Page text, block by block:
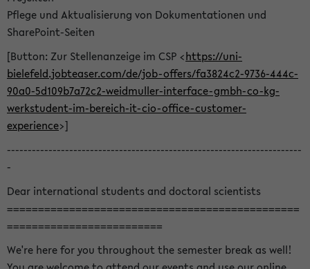
Pflege und Aktualisierung von Dokumentationen und
SharePoint-Seiten
[Button: Zur Stellenanzeige im CSP <https://uni-
bielefeld.jobteaser.com/de/job-offers/fa3824c2-9736-444c-
90a0-5d109b7a72c2-weidmuller-interface-gmbh-co-kg-
werkstudent-im-bereich-it-cio-office-customer-
experience>]
-----------------------------------------------------------------------
-
Dear international students and doctoral scientists
===============================================
=========================
We're here for you throughout the semester break as well!